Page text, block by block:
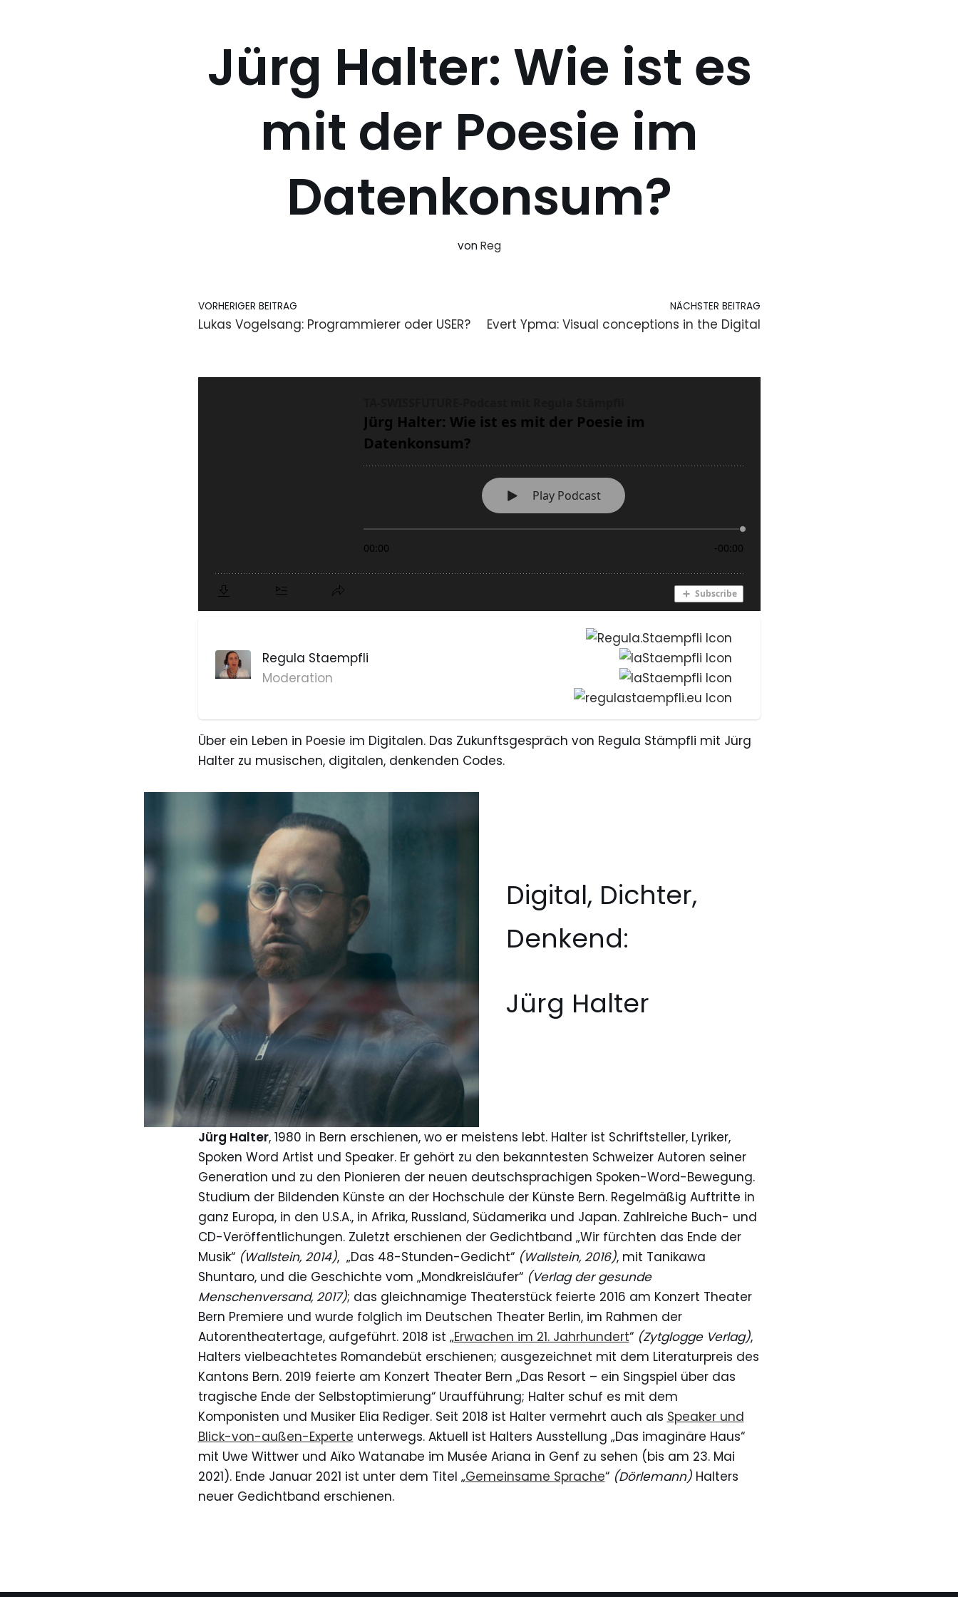
Jürg Halter: Wie ist es
mit der Poesie im
Datenkonsum?
vonReg
VORHERIGER BEITRAG
Lukas Vogelsang: Programmierer oder USER?
NÄCHSTER BEITRAG
Evert Ypma: Visual conceptions in the Digital
Regula Staempfli
Moderation
Über ein Leben in Poesie im Digitalen. Das Zukunftsgespräch von Regula Stämpfli mit Jürg
Halter zu musischen, digitalen, denkenden Codes.
Digital, Dichter,
Denkend:
Jürg Halter
Jürg Halter, 1980 in Bern erschienen, wo er meistens lebt. Halter ist Schriftsteller, Lyriker,
Spoken Word Artist und Speaker. Er gehört zu den bekanntesten Schweizer Autoren seiner
Generation und zu den Pionieren der neuen deutschsprachigen Spoken-Word-Bewegung.
Studium der Bildenden Künste an der Hochschule der Künste Bern. Regelmäßig Auftritte in
ganz Europa, in den U.S.A., in Afrika, Russland, Südamerika und Japan. Zahlreiche Buch- und
CD-Veröffentlichungen. Zuletzt erschienen der Gedichtband „Wir fürchten das Ende der
Musik“ (Wallstein, 2014), „Das 48-Stunden-Gedicht“ (Wallstein, 2016), mit Tanikawa
Shuntaro, und die Geschichte vom „Mondkreisläufer“ (Verlag der gesunde
Menschenversand, 2017); das gleichnamige Theaterstück feierte 2016 am Konzert Theater
Bern Premiere und wurde folglich im Deutschen Theater Berlin, im Rahmen der
Autorentheatertage, aufgeführt. 2018 ist „Erwachen im 21. Jahrhundert“ (Zytglogge Verlag),
Halters vielbeachtetes Romandebüt erschienen; ausgezeichnet mit dem Literaturpreis des
Kantons Bern. 2019 feierte am Konzert Theater Bern „Das Resort – ein Singspiel über das
tragische Ende der Selbstoptimierung“ Uraufführung; Halter schuf es mit dem
Komponisten und Musiker Elia Rediger. Seit 2018 ist Halter vermehrt auch als Speaker und
Blick-von-außen-Experte unterwegs. Aktuell ist Halters Ausstellung „Das imaginäre Haus“
mit Uwe Wittwer und Aïko Watanabe im Musée Ariana in Genf zu sehen (bis am 23. Mai
2021). Ende Januar 2021 ist unter dem Titel „Gemeinsame Sprache“ (Dörlemann)Halters
neuer Gedichtband erschienen.